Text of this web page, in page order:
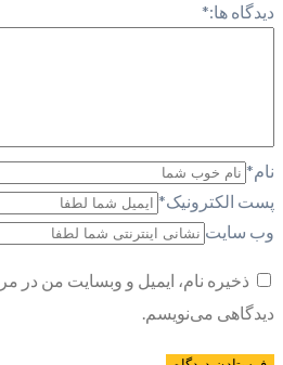
دیدگاه ها:*
نام*
پست الکترونیک*
وب سایت
ذخیره نام، ایمیل و وبسایت من در
دیدگاهی می‌نویسم.